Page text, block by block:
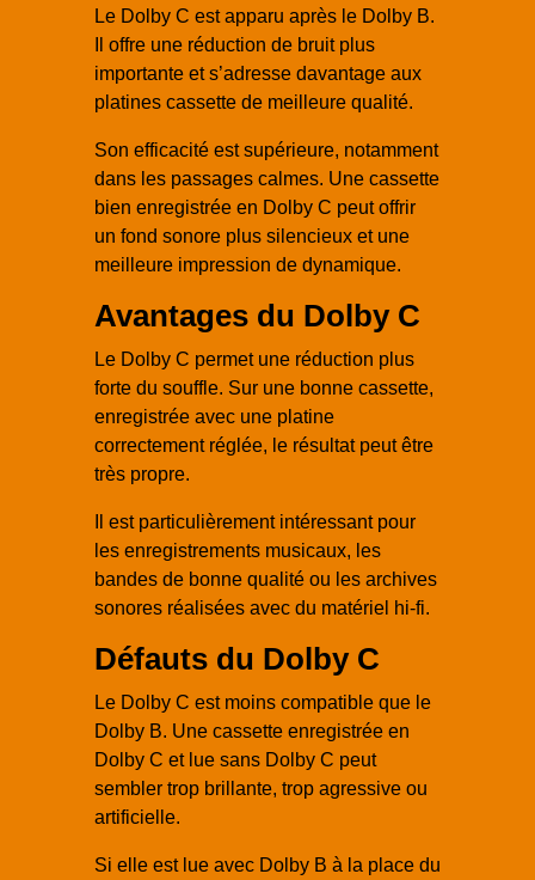
Le Dolby C est apparu après le Dolby B.
Il offre une réduction de bruit plus
importante et s’adresse davantage aux
platines cassette de meilleure qualité.
Son efficacité est supérieure, notamment
dans les passages calmes. Une cassette
bien enregistrée en Dolby C peut offrir
un fond sonore plus silencieux et une
meilleure impression de dynamique.
Avantages du Dolby C
Le Dolby C permet une réduction plus
forte du souffle. Sur une bonne cassette,
enregistrée avec une platine
correctement réglée, le résultat peut être
très propre.
Il est particulièrement intéressant pour
les enregistrements musicaux, les
bandes de bonne qualité ou les archives
sonores réalisées avec du matériel hi-fi.
Défauts du Dolby C
Le Dolby C est moins compatible que le
Dolby B. Une cassette enregistrée en
Dolby C et lue sans Dolby C peut
sembler trop brillante, trop agressive ou
artificielle.
Si elle est lue avec Dolby B à la place du